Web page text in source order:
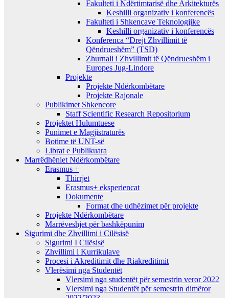
Fakulteti i Ndërtimtarisë dhe Arkitekturës
Keshilli organizativ i konferencës
Fakulteti i Shkencave Teknologjike
Keshilli organizativ i konferencës
Konferenca “Drejt Zhvillimit të
Qëndrueshëm” (TSD)
Zhurnali i Zhvillimit të Qëndrueshëm i
Europes Jug-Lindore
Projekte
Projekte Ndërkombëtare
Projekte Rajonale
Publikimet Shkencore
Staff Scientific Research Repositorium
Projektet Hulumtuese
Punimet e Magjistraturës
Botime të UNT-së
Librat e Publikuara
Marrëdhëniet Ndërkombëtare
Erasmus +
Thirrjet
Erasmus+ eksperiencat
Dokumente
Format dhe udhëzimet për projekte
Projekte Ndërkombëtare
Marrëveshjet për bashkëpunim
Sigurimi dhe Zhvillimi i Cilësisë
Sigurimi I Cilësisë
Zhvillimi i Kurrikulave
Procesi i Akreditimit dhe Riakreditimit
Vlerësimi nga Studentët
Vlersimi nga studentët për semestrin veror 2022
Vlersimi nga Studentët për semestrin dimëror